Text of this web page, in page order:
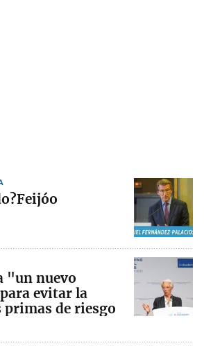
"un nuevo
evitar la
primas de riesgo